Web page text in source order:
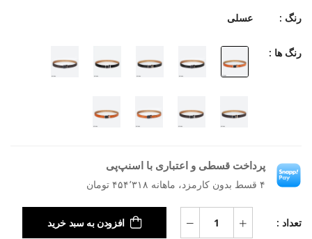
رنگ : عسلی
رنگ ها :
پرداخت قسطی و اعتباری با اسنپ‌پی
۴ قسط بدون کارمزد، ماهانه ۴۵۴٬۳۱۸ تومان
تعداد : افزودن به سبد خرید